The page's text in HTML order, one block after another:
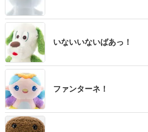
報-
集
お
や
み
に
いないいないばあっ！
ファンターネ！